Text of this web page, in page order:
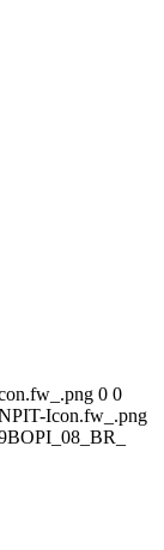
0 0
Icon.fw_.png
BOPI_08_BR_